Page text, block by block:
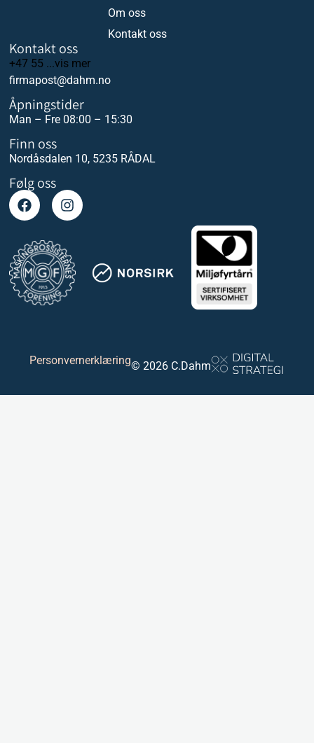
Om oss
Kontakt oss
Kontakt oss
+47 55 ...vis mer
firmapost@dahm.no
Åpningstider
Man – Fre 08:00 – 15:30
Finn oss
Nordåsdalen 10, 5235 RÅDAL
Følg oss
Personvernerklæring© 2026 C.Dahm